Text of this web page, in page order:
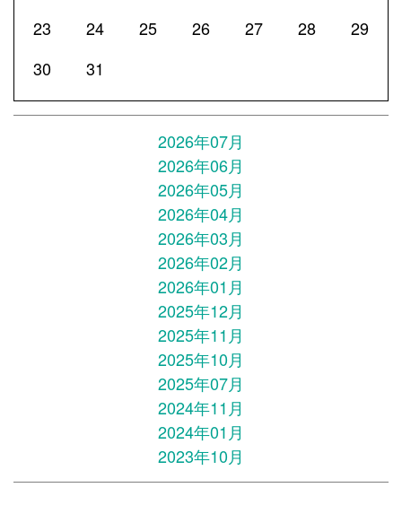
23
24 25 26 27 28
29
30
31
2026年07月
2026年06月
2026年05月
2026年04月
2026年03月
2026年02月
2026年01月
2025年12月
2025年11月
2025年10月
2025年07月
2024年11月
2024年01月
2023年10月